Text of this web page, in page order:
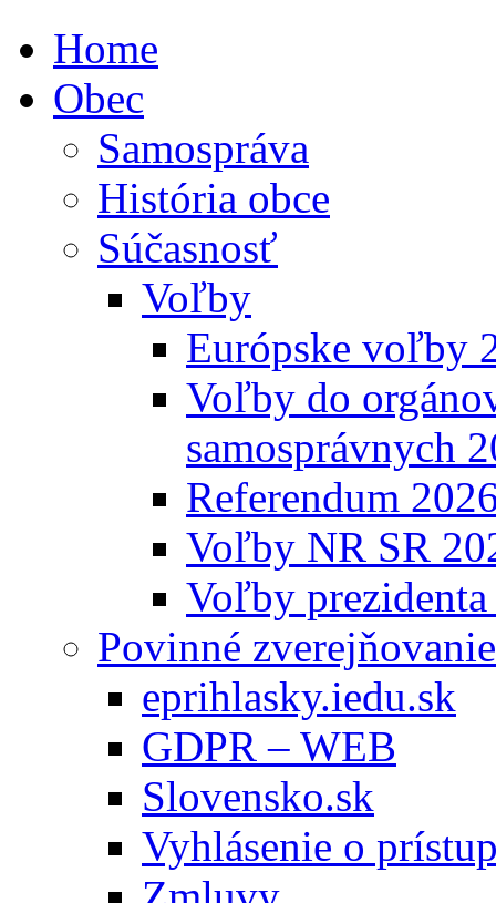
Home
Obec
Samospráva
História obce
Súčasnosť
Voľby
Európske voľby
Voľby do
samosprávnych
Referendum
Voľby NR SR
Voľby
Povinné zverejňovanie
eprihlasky.iedu.sk
GDPR – WEB
Slovensko.sk
Vyhlásenie o